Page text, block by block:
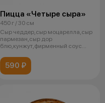
Пицца «Четыре сыра»
450 г / 30 см
Сыр чеддер,сыр моцарелла,сыр
пармезан,сыр дор
блю,кунжут,фирменный соус
590 ₽